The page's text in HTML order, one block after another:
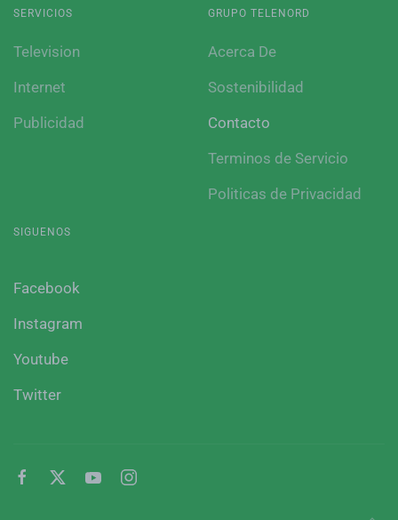
SERVICIOS
Television
Internet
Publicidad
GRUPO TELENORD
Acerca De
Sostenibilidad
Contacto
Terminos de Servicio
Politicas de Privacidad
SIGUENOS
Facebook
Instagram
Youtube
Twitter